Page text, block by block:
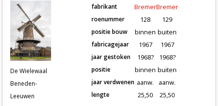
De Wielewaal
Beneden-
Leeuwen
Roeden van molen De Wielewaal
fabrikant
roenummer
positie bouw
fabricagejaar
jaar gestoken
positie
jaar verdwenen
lengte
Bremer
128
binnen
1967
1968?
binnen
aanw.
25,50
Bremer
129
buiten
1967
1968?
buiten
aanw.
25,50